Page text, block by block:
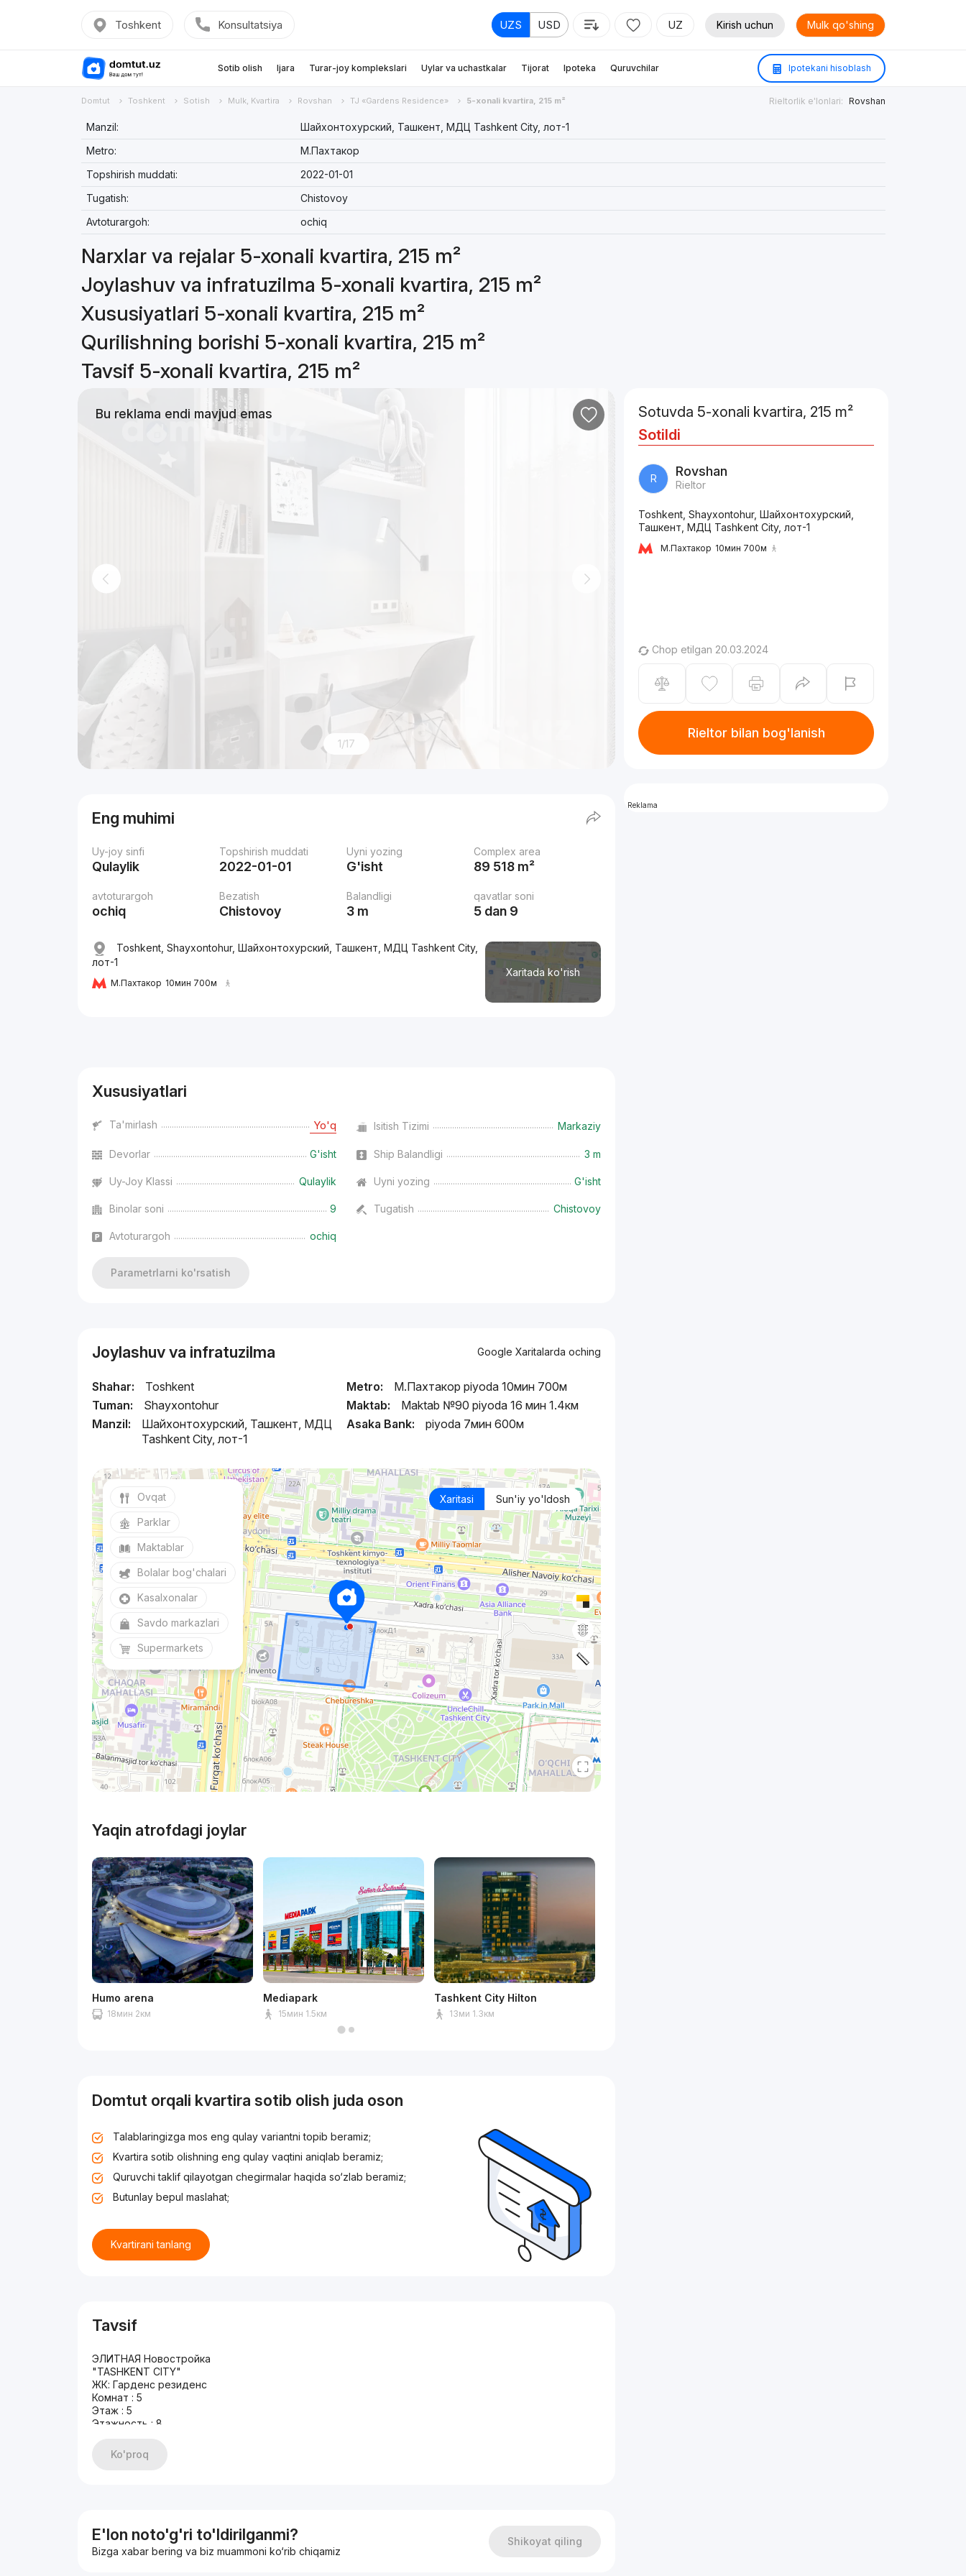
Toshkent Konsultatsiya UZS USD UZ Kirish uchun Mulk qo'shing
Sotib olish Ijara Turar-joy komplekslari Uylar va uchastkalar Tijorat Ipoteka Quruvchilar Ipotekani hisoblash
Domtut Toshkent Sotish Mulk, Kvartira Rovshan TJ «Gardens Residence» 5-xonali kvartira, 215 m² Rieltorlik e'lonlari: Rovshan
Manzil:
Шайхонтохурский, Ташкент, МДЦ Tashkent City, лот-1
Metro:
М.Пахтакор
Topshirish muddati:
2022-01-01
Tugatish:
Chistovoy
Avtoturargoh:
ochiq
Narxlar va rejalar 5-xonali kvartira, 215 m²
Joylashuv va infratuzilma 5-xonali kvartira, 215 m²
Xususiyatlari 5-xonali kvartira, 215 m²
Qurilishning borishi 5-xonali kvartira, 215 m²
Tavsif 5-xonali kvartira, 215 m²
Bu reklama endi mavjud emas
1/17
Eng muhimi
Uy-joy sinfi
Qulaylik
Topshirish muddati
2022-01-01
Uyni yozing
G'isht
Complex area
89 518 m²
avtoturargoh
ochiq
Bezatish
Chistovoy
Balandligi
3 m
qavatlar soni
5 dan 9
Xaritada ko'rish
Toshkent, Shayxontohur, Шайхонтохурский, Ташкент, МДЦ Tashkent City,
лот-1
М.Пахтакор 10мин 700м
Xususiyatlari
Ta'mirlash Yo'q Isitish Tizimi Markaziy
Devorlar G'isht Ship Balandligi 3 m
Uy-Joy Klassi Qulaylik Uyni yozing G'isht
Binolar soni 9 Tugatish Chistovoy
Avtoturargoh ochiq
Parametrlarni ko'rsatish
Joylashuv va infratuzilma Google Xaritalarda oching
Shahar:
Toshkent
Tuman:
Shayxontohur
Manzil:
Шайхонтохурский, Ташкент, МДЦ
Tashkent City, лот-1
Metro:
М.Пахтакор piyoda 10мин 700м
Maktab:
Maktab №90 piyoda 16 мин 1.4км
Asaka Bank:
piyoda 7мин 600м
Xaritasi Sun'iy yo'ldosh
Ovqat
Parklar
Maktablar
Bolalar bog'chalari
Kasalxonalar
Savdo markazlari
Supermarkets
Yaqin atrofdagi joylar
Humo arena
18мин 2км
Mediapark
15мин 1.5км
Tashkent City Hilton
13ми 1.3км
Domtut orqali kvartira sotib olish juda oson
Talablaringizga mos eng qulay variantni topib beramiz;
Kvartira sotib olishning eng qulay vaqtini aniqlab beramiz;
Quruvchi taklif qilayotgan chegirmalar haqida so‘zlab beramiz;
Butunlay bepul maslahat;
Kvartirani tanlang
Tavsif
ЭЛИТНАЯ Новостройка
"TASHKENT CITY"
ЖК: Гарденс резиденс
Комнат : 5
Этаж : 5
Этажность : 8
Состояние: качественный евро ремонт, с мебелью и техникой
Зал - 1
Прачечная -1
Сан.узел - 3
Кладовка -1
Ko'proq
E'lon noto'g'ri to'ldirilganmi?
Bizga xabar bering va biz muammoni ko‘rib chiqamiz
Shikoyat qiling
Sotuvda 5-xonali kvartira, 215 m²
Sotildi
R Rovshan
Rieltor
Toshkent, Shayxontohur, Шайхонтохурский,
Ташкент, МДЦ Tashkent City, лот-1
М.Пахтакор 10мин 700м
Chop etilgan 20.03.2024
Rieltor bilan bog'lanish
Reklama